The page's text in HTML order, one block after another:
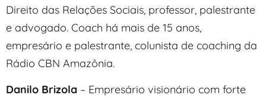
Direito das Relações Sociais, professor, palestrante
e advogado. Coach há mais de 15 anos,
empresário e palestrante, colunista de coaching da
Rádio CBN Amazônia.
Danilo Brizola – Empresário visionário com forte